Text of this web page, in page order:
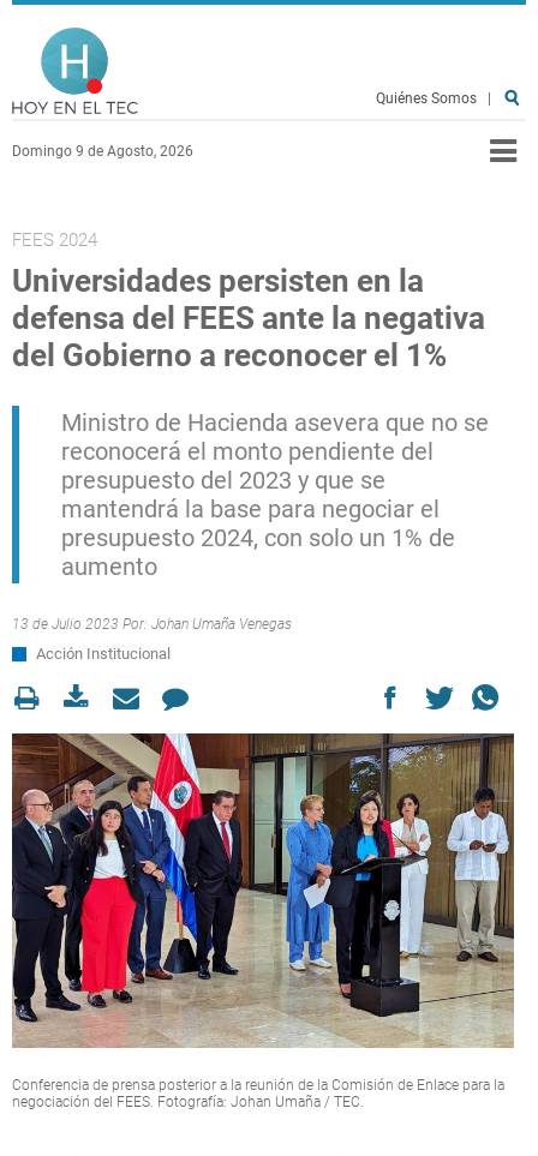
Pasar al contenido principal
Domingo 9 de Agosto, 2026
Quiénes Somos
FEES 2024
Universidades persisten en la
defensa del FEES ante la negativa
del Gobierno a reconocer el 1%
Ministro de Hacienda asevera que no se
reconocerá el monto pendiente del
presupuesto del 2023 y que se
mantendrá la base para negociar el
presupuesto 2024, con solo un 1% de
aumento
13 de Julio 2023 Por: Johan Umaña Venegas
Acción Institucional
Conferencia de prensa posterior a la reunión de la Comisión de Enlace para la
negociación del FEES. Fotografía: Johan Umaña / TEC.